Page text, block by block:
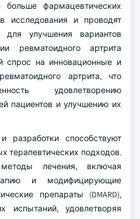
фармацевтических
исследования и проводят
для улучшения вариантов
ревматоидного артрита
спрос на инновационные и
артрита, что
удовлетворению
пациентов и улучшению их
разработки способствуют
терапевтических подходов.
лечения, включая
и модифицирующие
препараты (DMARD),
испытаний, удовлетворяя